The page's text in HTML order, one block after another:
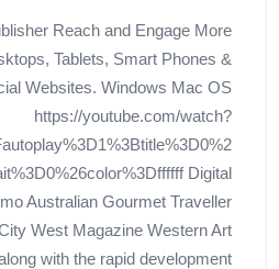
Reach and Engage More
Tablets, Smart Phones &
Websites. Windows Mac OS
https://youtube.com/watch?
Digital
Australian Gourmet Traveller
West Magazine Western Art
with the rapid development